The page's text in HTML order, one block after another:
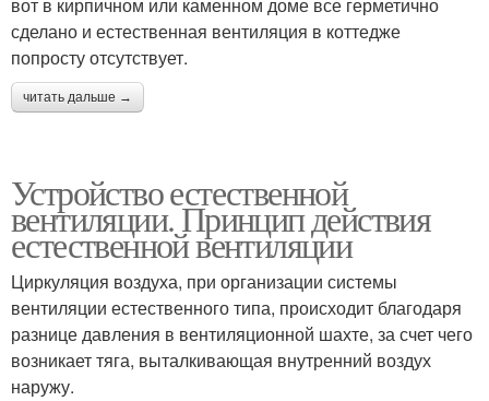
вот в кирпичном или каменном доме все герметично
сделано и естественная вентиляция в коттедже
попросту отсутствует.
читать дальше →
Устройство естественной
вентиляции. Принцип действия
естественной вентиляции
Циркуляция воздуха, при организации системы
вентиляции естественного типа, происходит благодаря
разнице давления в вентиляционной шахте, за счет чего
возникает тяга, выталкивающая внутренний воздух
наружу.